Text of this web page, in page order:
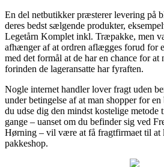
En del netbutikker præsterer levering på
deres bedst sælgende produkter,
Legetårn Komplet inkl. Træpakke, men
afhænger af at ordren aflægges forud for
med det formål at de har en chance for at
forinden de lageransatte har fyraften.
Nogle internet handler lover fragt uden
under betingelse af at man shopper for
du udse dig den mindst kostelige
gange – uanset om du befinder sig ved
Hørning – vil være at få fragtfirmaet til at
pakkeshop.